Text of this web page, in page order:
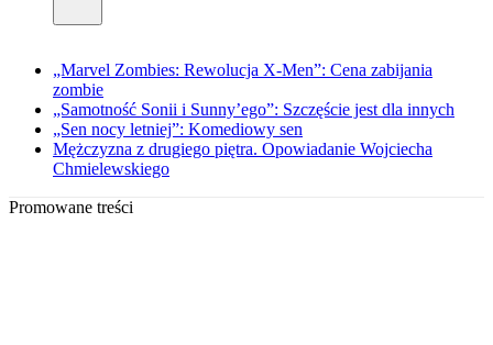
„Marvel Zombies: Rewolucja X-Men”: Cena zabijania
zombie
„Samotność Sonii i Sunny’ego”: Szczęście jest dla innych
„Sen nocy letniej”: Komediowy sen
Mężczyzna z drugiego piętra. Opowiadanie Wojciecha
Chmielewskiego
Promowane treści